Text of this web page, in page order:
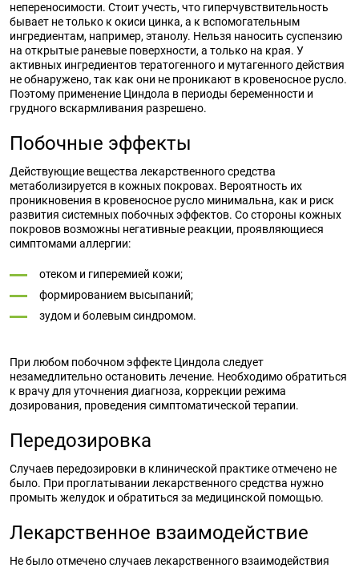
непереносимости. Стоит учесть, что гиперчувствительность
бывает не только к окиси цинка, а к вспомогательным
ингредиентам, например, этанолу. Нельзя наносить суспензию
на открытые раневые поверхности, а только на края. У
активных ингредиентов тератогенного и мутагенного действия
не обнаружено, так как они не проникают в кровеносное русло.
Поэтому применение Циндола в периоды беременности и
грудного вскармливания разрешено.
Побочные эффекты
Действующие вещества лекарственного средства
метаболизируется в кожных покровах. Вероятность их
проникновения в кровеносное русло минимальна, как и риск
развития системных побочных эффектов. Со стороны кожных
покровов возможны негативные реакции, проявляющиеся
симптомами аллергии:
отеком и гиперемией кожи;
формированием высыпаний;
зудом и болевым синдромом.
При любом побочном эффекте Циндола следует
незамедлительно остановить лечение. Необходимо обратиться
к врачу для уточнения диагноза, коррекции режима
дозирования, проведения симптоматической терапии.
Передозировка
Случаев передозировки в клинической практике отмечено не
было. При проглатывании лекарственного средства нужно
промыть желудок и обратиться за медицинской помощью.
Лекарственное взаимодействие
Не было отмечено случаев лекарственного взаимодействия